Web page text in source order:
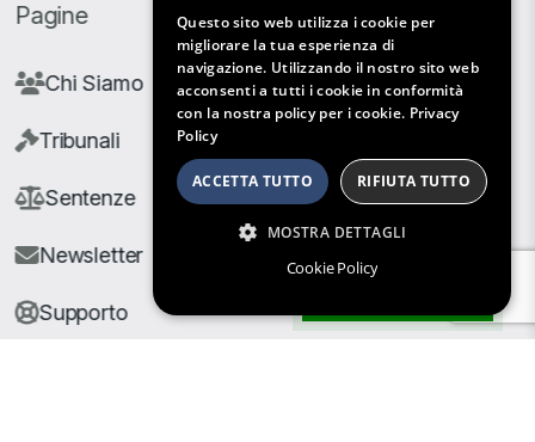
Pagine
Chi Siamo
Tribunali
Sentenze
Newsletter
Supporto
Questo sito web utilizza i cookie per
migliorare la tua esperienza di
navigazione. Utilizzando il nostro sito web
acconsenti a tutti i cookie in conformità
con la nostra policy per i cookie. Privacy
Policy
ACCETTA TUTTO RIFIUTA TUTTO
MOSTRA DETTAGLI
Cookie Policy